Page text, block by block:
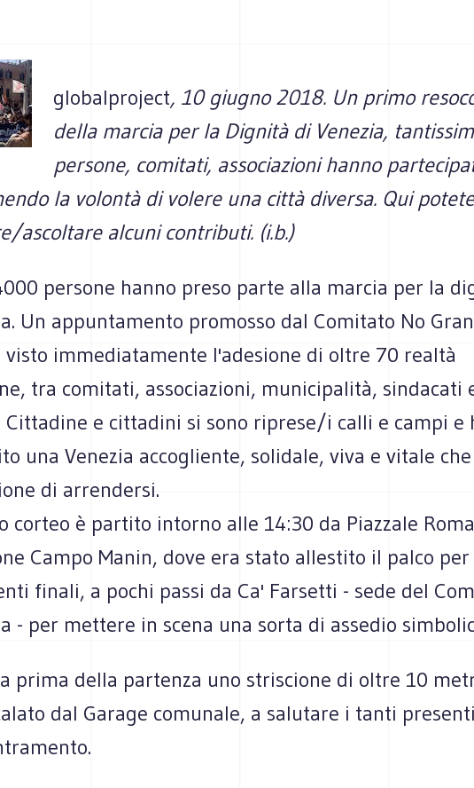
globalproject, 10 giugno 2018. Un primo
della marcia per la Dignità di Venezia,
persone, comitati, associazioni hanno
la volontà di volere una città diversa. Qui potete
ascoltare alcuni contributi. (i.b.)
persone hanno preso parte alla marcia per la
Un appuntamento promosso dal Comitato No
visto immediatamente l'adesione di oltre 70 realtà
tra comitati, associazioni, municipalità, sindacati
e cittadini si sono riprese/i calli e campi e
una Venezia accogliente, solidale, viva e vitale
di arrendersi.
corteo è partito intorno alle 14:30 da Piazzale
Campo Manin, dove era stato allestito il palco
finali, a pochi passi da Ca' Farsetti - sede del
- per mettere in scena una sorta di assedio
prima della partenza uno striscione di oltre 10
dal Garage comunale, a salutare i tanti